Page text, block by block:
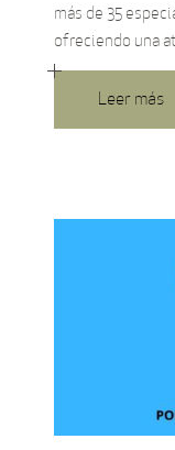
más de 35
ofreciendo una
Leer más